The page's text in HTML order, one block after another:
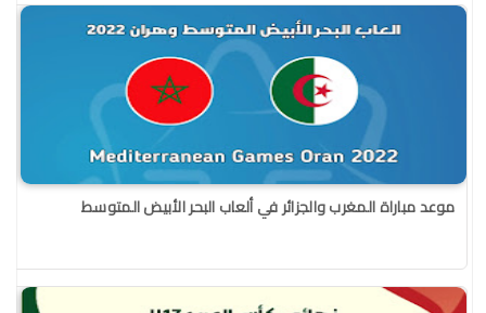
موعد مباراة المغرب والجزائر في ألعاب البحر الأبيض المتوسط